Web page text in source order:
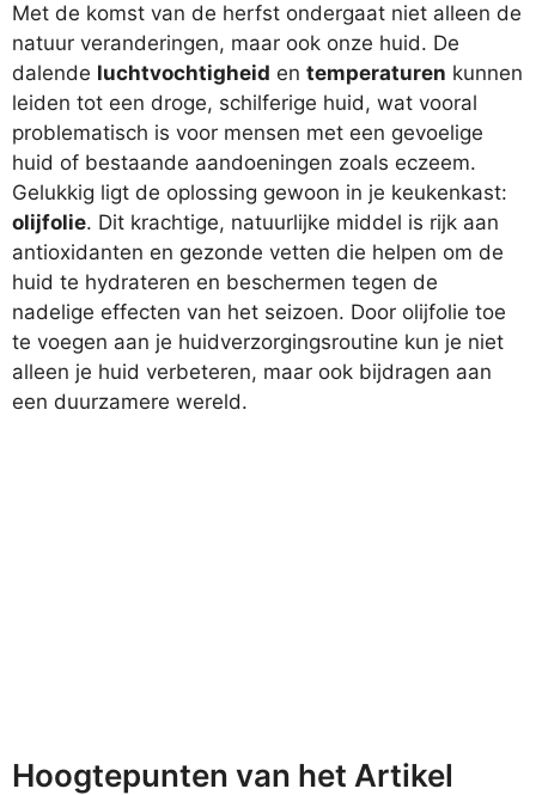
Met de komst van de herfst ondergaat niet alleen de
natuur veranderingen, maar ook onze huid. De
dalende luchtvochtigheid en temperaturen kunnen
leiden tot een droge, schilferige huid, wat vooral
problematisch is voor mensen met een gevoelige
huid of bestaande aandoeningen zoals eczeem.
Gelukkig ligt de oplossing gewoon in je keukenkast:
olijfolie. Dit krachtige, natuurlijke middel is rijk aan
antioxidanten en gezonde vetten die helpen om de
huid te hydrateren en beschermen tegen de
nadelige effecten van het seizoen. Door olijfolie toe
te voegen aan je huidverzorgingsroutine kun je niet
alleen je huid verbeteren, maar ook bijdragen aan
een duurzamere wereld.
Hoogtepunten van het Artikel